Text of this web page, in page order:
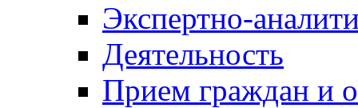
Экспертно-
Деятельность
Прием граждан и